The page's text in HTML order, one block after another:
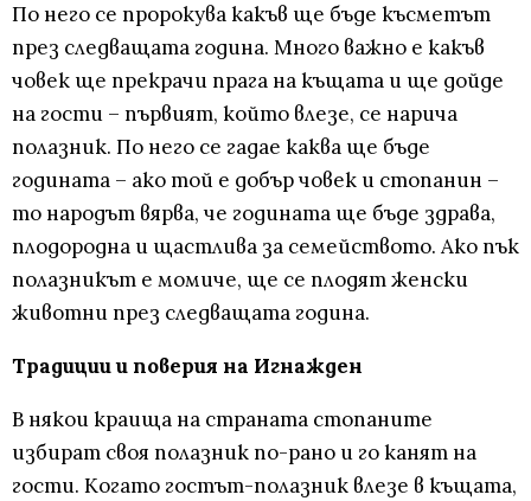
По него се пророкува какъв ще бъде късметът
през следващата година. Много важно е какъв
човек ще прекрачи прага на къщата и ще дойде
на гости – първият, който влезе, се нарича
полазник. По него се гадае каква ще бъде
годината – ако той е добър човек и стопанин –
то народът вярва, че годината ще бъде здрава,
плодородна и щастлива за семейството. Ако пък
полазникът е момиче, ще се плодят женски
животни през следващата година.
Традиции и поверия на Игнажден
В някои краища на страната стопаните
избират своя полазник по-рано и го канят на
гости. Когато гостът-полазник влезе в къщата,